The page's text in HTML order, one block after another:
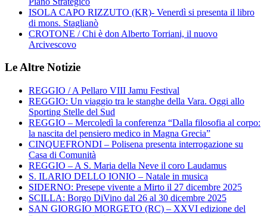
ISOLA CAPO RIZZUTO (KR)- Venerdì si presenta il libro
di mons. Staglianò
CROTONE / Chi è don Alberto Torriani, il nuovo
Arcivescovo
Le Altre Notizie
REGGIO / A Pellaro VIII Jamu Festival
REGGIO: Un viaggio tra le stanghe della Vara. Oggi allo
Sporting Stelle del Sud
REGGIO – Mercoledì la conferenza “Dalla filosofia al corpo:
la nascita del pensiero medico in Magna Grecia”
CINQUEFRONDI – Polisena presenta interrogazione su
Casa di Comunità
REGGIO – A S. Maria della Neve il coro Laudamus
S. ILARIO DELLO IONIO – Natale in musica
SIDERNO: Presepe vivente a Mirto il 27 dicembre 2025
SCILLA: Borgo DiVino dal 26 al 30 dicembre 2025
SAN GIORGIO MORGETO (RC) – XXVI edizione del